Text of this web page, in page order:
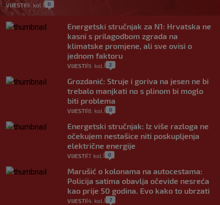
VIJESTI 9. kol. 0
Energetski stručnjak za N1: Hrvatska ne
kasni s prilagodbom zgrada na
klimatske promjene, ali sve ovisi o
jednom faktoru
VIJESTI 9. kol. 2
Grozdanić: Struje i goriva na jesen ne bi
trebalo manjkati no s plinom bi moglo
biti problema
VIJESTI 8. kol. 0
Energetski stručnjak: Iz više razloga ne
očekujem nestašice niti poskupljenja
električne energije
VIJESTI 7. kol. 0
Marušić o kolonama na autocestama:
Policija satima obavlja očevide nesreća
kao prije 50 godina. Evo kako to ubrzati
VIJESTI 4. kol. 7